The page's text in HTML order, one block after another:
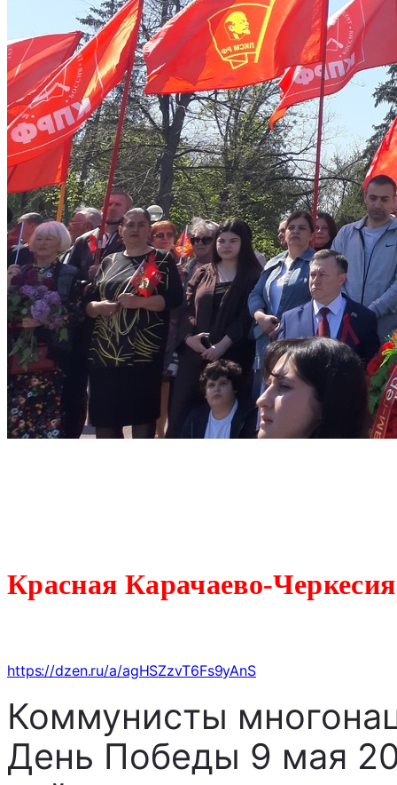
Красная Карачаево-Черкесия
https://dzen.ru/a/agHSZzvT6Fs9yAnS
Коммунисты
День Победы 9 мая